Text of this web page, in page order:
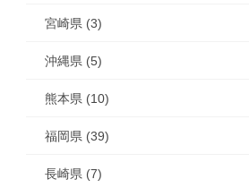
宮崎県 (3)
沖縄県 (5)
熊本県 (10)
福岡県 (39)
長崎県 (7)